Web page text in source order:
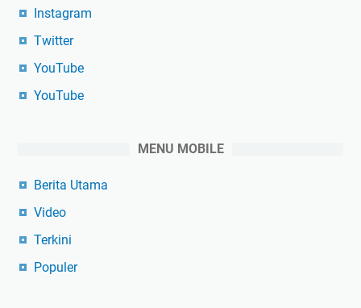
Instagram
Twitter
YouTube
YouTube
MENU MOBILE
Berita Utama
Video
Terkini
Populer